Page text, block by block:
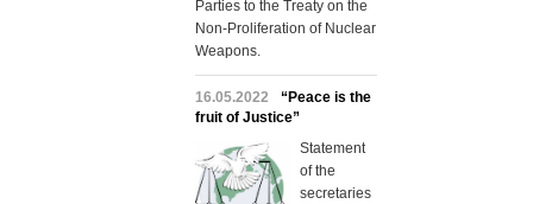
Parties to the Treaty on the
Non-Proliferation of Nuclear
Weapons.
16.05.2022
“Peace is the
fruit of Justice”
Statement
of the
secretaries